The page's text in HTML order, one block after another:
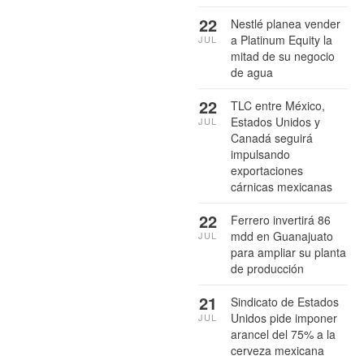
Nestlé planea vender
a Platinum Equity la
mitad de su negocio
de agua
22
JUL
TLC entre México,
Estados Unidos y
Canadá seguirá
impulsando
exportaciones
cárnicas mexicanas
22
JUL
Ferrero invertirá 86
mdd en Guanajuato
para ampliar su planta
de producción
22
JUL
Sindicato de Estados
Unidos pide imponer
arancel del 75% a la
cerveza mexicana
21
JUL